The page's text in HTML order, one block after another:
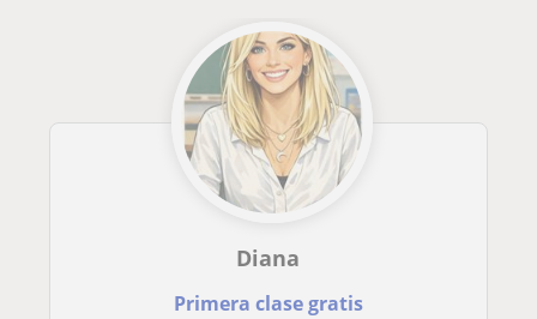
Diana
Primera clase gratis